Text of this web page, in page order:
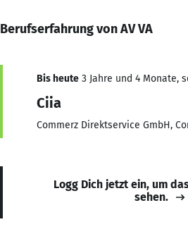
Berufserfahrung von AV VA
Bis heute 3 Jahre und 4 Monate,
Ciia
Commerz Direktservice GmbH,
Logg Dich jetzt ein, um
sehen.